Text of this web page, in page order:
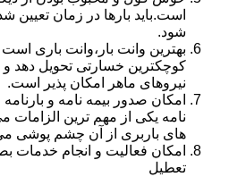
است.باید بارها در زمان تعیین
شود.
بهترین وانت بار،وانت باری است
کوچکترین خسارتی تحویل دهد و
نیروهای ماهر امکان پذیر است.
امکان صدور بیمه نامه و
نامه یکی از مهم ترین
های باربری از آن چشم پوشی
تعطیل